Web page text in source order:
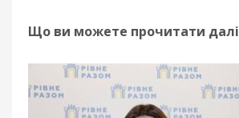
Що ви можете прочитати далі